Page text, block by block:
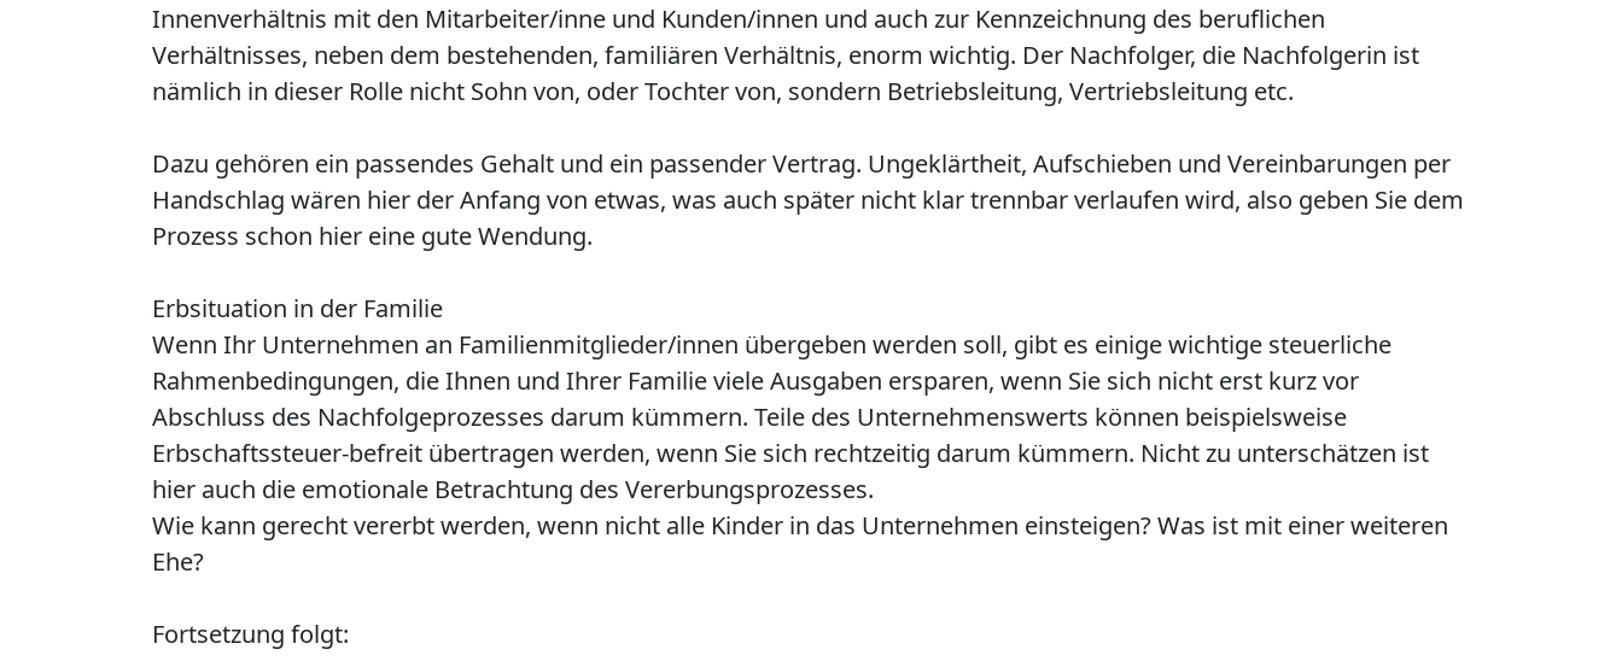
Innenverhältnis mit den Mitarbeiter/inne und Kunden/innen und auch zur Kennzeichnung des beruflichen
Verhältnisses, neben dem bestehenden, familiären Verhältnis, enorm wichtig. Der Nachfolger, die Nachfolgerin ist
nämlich in dieser Rolle nicht Sohn von, oder Tochter von, sondern Betriebsleitung, Vertriebsleitung etc.
Dazu gehören ein passendes Gehalt und ein passender Vertrag. Ungeklärtheit, Aufschieben und Vereinbarungen per
Handschlag wären hier der Anfang von etwas, was auch später nicht klar trennbar verlaufen wird, also geben Sie dem
Prozess schon hier eine gute Wendung.
Erbsituation in der Familie
Wenn Ihr Unternehmen an Familienmitglieder/innen übergeben werden soll, gibt es einige wichtige steuerliche
Rahmenbedingungen, die Ihnen und Ihrer Familie viele Ausgaben ersparen, wenn Sie sich nicht erst kurz vor
Abschluss des Nachfolgeprozesses darum kümmern. Teile des Unternehmenswerts können beispielsweise
Erbschaftssteuer-befreit übertragen werden, wenn Sie sich rechtzeitig darum kümmern. Nicht zu unterschätzen ist
hier auch die emotionale Betrachtung des Vererbungsprozesses.
Wie kann gerecht vererbt werden, wenn nicht alle Kinder in das Unternehmen einsteigen? Was ist mit einer weiteren
Ehe?
Fortsetzung folgt: